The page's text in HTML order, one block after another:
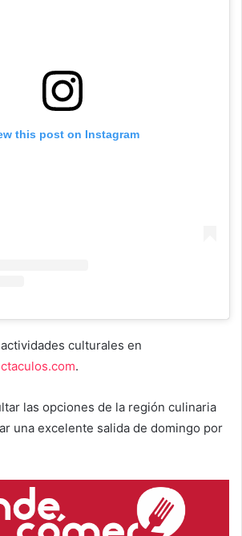
this post on Instagram
culturales en
.
las opciones de la región culinaria
una excelente salida de domingo por